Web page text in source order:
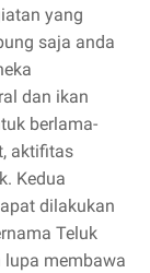
yang
saja anda
dan ikan
berlama-
aktifitas
Kedua
dilakukan
Teluk
lupa membawa